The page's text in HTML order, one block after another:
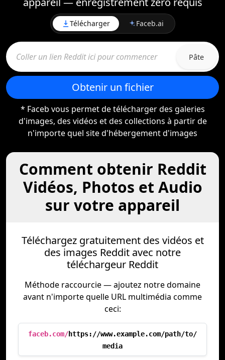
Télécharger Faceb.ai
Pâte
Obtenir un fichier
* Faceb vous permet de télécharger des galeries
d'images, des vidéos et des collections à partir de
n'importe quel site d'hébergement d'images
Comment obtenir Reddit
Vidéos, Photos et Audio
sur votre appareil
Téléchargez gratuitement des vidéos et
des images Reddit avec notre
téléchargeur Reddit
Méthode raccourcie — ajoutez notre domaine
avant n'importe quelle URL multimédia comme
ceci:
faceb.com/https://www.example.com/path/to/
media